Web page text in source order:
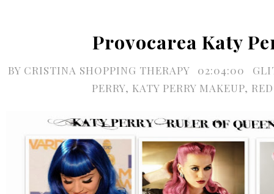
Provocarea Katy
BY CRISTINA SHOPPING THERAPY 02:04:00
PERRY, KATY PERRY MAKEUP,